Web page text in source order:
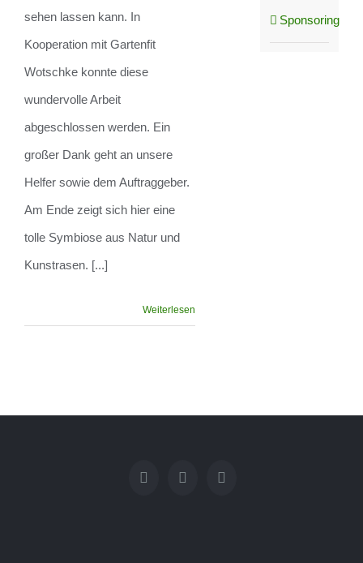
sehen lassen kann. In
Kooperation mit Gartenfit
Wotschke konnte diese
wundervolle Arbeit
abgeschlossen werden. Ein
großer Dank geht an unsere
Helfer sowie dem Auftraggeber.
Am Ende zeigt sich hier eine
tolle Symbiose aus Natur und
Kunstrasen. [...]
Weiterlesen
Sponsoring